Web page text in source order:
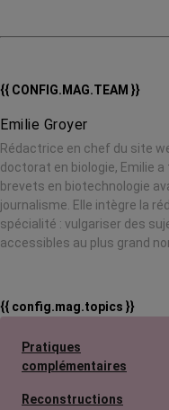
{{ CONFIG.MAG.TEAM }}
Emilie Groyer
Rédactrice en chef du site
doctorat en biologie, Emilie
brevets en biotechnologie
journalisme. Elle intègre la
spécialité : vulgariser des
accessibles au plus grand
{{ config.mag.topics }}
Pratiques
complémentaires
Reconstructions